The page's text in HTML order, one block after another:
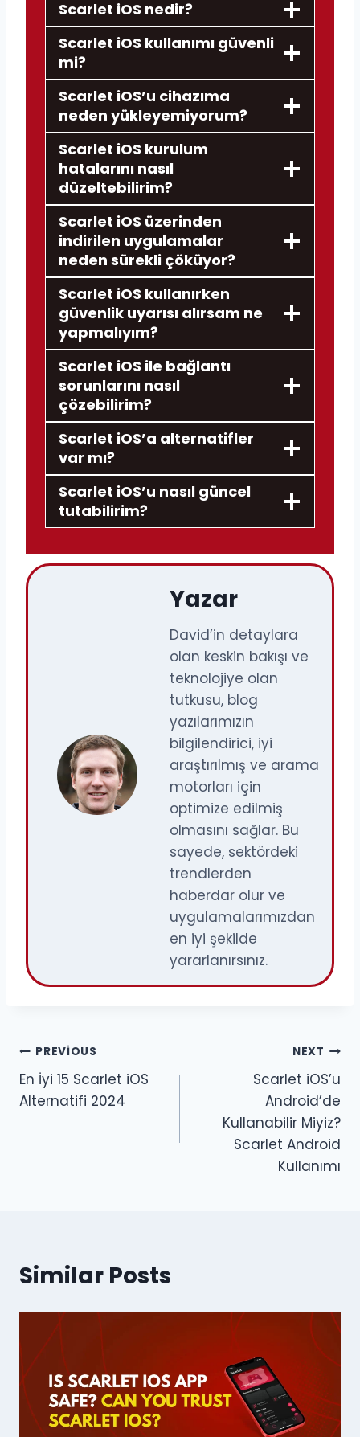
Scarlet iOS nedir?
Scarlet iOS kullanımı güvenli
mi?
Scarlet iOS’u cihazıma
neden yükleyemiyorum?
Scarlet iOS kurulum
hatalarını nasıl
düzeltebilirim?
Scarlet iOS üzerinden
indirilen uygulamalar
neden sürekli çöküyor?
Scarlet iOS kullanırken
güvenlik uyarısı alırsam ne
yapmalıyım?
Scarlet iOS ile bağlantı
sorunlarını nasıl
çözebilirim?
Scarlet iOS’a alternatifler
var mı?
Scarlet iOS’u nasıl güncel
tutabilirim?
Yazar
David’in detaylara
olan keskin bakışı ve
teknolojiye olan
tutkusu, blog
yazılarımızın
bilgilendirici, iyi
araştırılmış ve arama
motorları için
optimize edilmiş
olmasını sağlar. Bu
sayede, sektördeki
trendlerden
haberdar olur ve
uygulamalarımızdan
en iyi şekilde
yararlanırsınız.
Yazı
gezinmesi
PREVIOUS
En İyi 15 Scarlet iOS
Alternatifi 2024
NEXT
Scarlet iOS’u
Android’de
Kullanabilir Miyiz?
Scarlet Android
Kullanımı
Similar Posts